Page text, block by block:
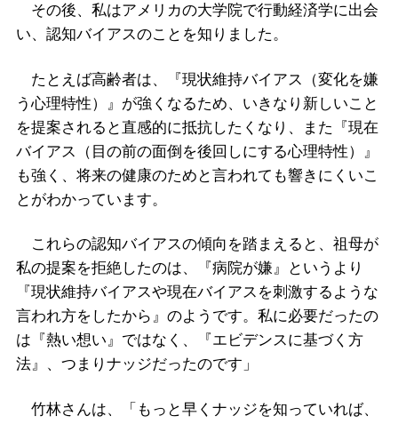
その後、私はアメリカの大学院で行動経済学に出会
い、認知バイアスのことを知りました。
たとえば高齢者は、『現状維持バイアス（変化を嫌
う心理特性）』が強くなるため、いきなり新しいこと
を提案されると直感的に抵抗したくなり、また『現在
バイアス（目の前の面倒を後回しにする心理特性）』
も強く、将来の健康のためと言われても響きにくいこ
とがわかっています。
これらの認知バイアスの傾向を踏まえると、祖母が
私の提案を拒絶したのは、『病院が嫌』というより
『現状維持バイアスや現在バイアスを刺激するような
言われ方をしたから』のようです。私に必要だったの
は『熱い想い』ではなく、『エビデンスに基づく方
法』、つまりナッジだったのです」
竹林さんは、「もっと早くナッジを知っていれば、